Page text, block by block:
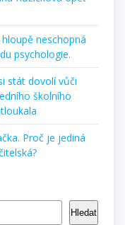
neschopná
psychologie.
stát dovolí vůči
školního
Proč je jediná
Hledat